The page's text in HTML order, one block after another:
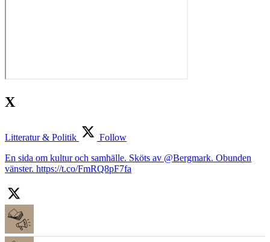
X
Litteratur & Politik
Follow
En sida om kultur och samhälle. Sköts av @Bergmark. Obunden
vänster. https://t.co/FmRQ8pF7fa